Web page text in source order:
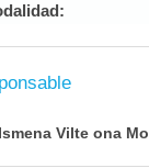
Ismena Vilte ona